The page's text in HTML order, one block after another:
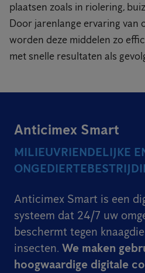
plaatsen zoals in riolering,
Door jarenlange ervaring van
worden deze middelen zo
met snelle resultaten als
Anticimex Smart
MILIEUVRIENDELIJKE
Anticimex Smart is een
systeem dat 24/7 uw
beschermt tegen
insecten. We maken
hoogwaardige digitale